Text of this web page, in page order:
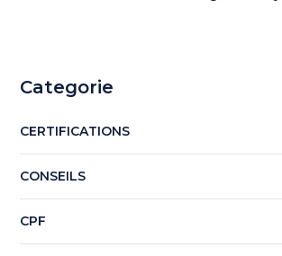
Categorie
CERTIFICATIONS
CONSEILS
CPF